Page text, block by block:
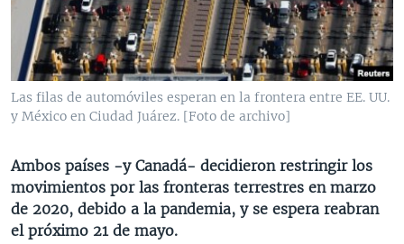
VENEZUELA
BRASIL
NICARAGUA
ECONOMÍA
ENTRETENIMIENTO Y CULTURA
TECNOLOGÍA
DEPORTES
MULTIMEDIA
VIDEOS
FOTOGRAFÍA
AUDIOS
PROGRAMAS TV
EL MUNDO AL DÍA
FORO INTERAMERICANO
LAS CLAVES
PANORAMA
RADIO
AVANCE INFORMATIVO
BUENOS DÍAS AMÉRICA
ESTADOS UNIDOS AL DÍA
DIRECT
Learning English
SÍGANOS
Las filas de automóviles esperan en la frontera entre EE. UU.
y México en Ciudad Juárez. [Foto de archivo]
Ambos países -y Canadá- decidieron restringir los
movimientos por las fronteras terrestres en marzo
de 2020, debido a la pandemia, y se espera reabran
el próximo 21 de mayo.